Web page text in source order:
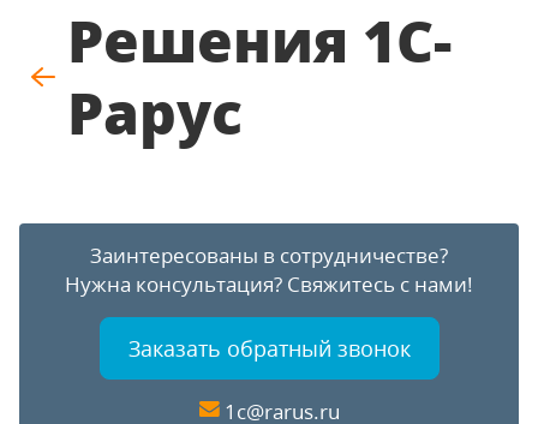
Решения 1С-
Рарус
Заинтересованы в сотрудничестве?
Нужна консультация? Свяжитесь с нами!
Заказать обратный звонок
1c@rarus.ru